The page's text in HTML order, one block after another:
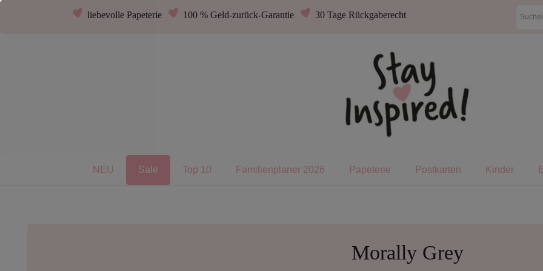
liebevolle Papeterie 100 % Geld-zurück-Garantie 30 Tage Rückgaberecht
NEU Sale Top 10 Familienplaner 2026 Papeterie Postkarten Kinder
Morally Grey